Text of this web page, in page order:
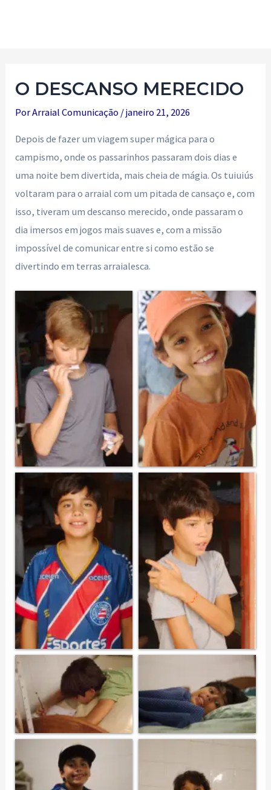
O DESCANSO MERECIDO
PorArraial Comunicação /janeiro 21, 2026
Depois de fazer um viagem super mágica para o
campismo, onde os passarinhos passaram dois dias e
uma noite bem divertida, mais cheia de mágia. Os tuiuiús
voltaram para o arraial com um pitada de cansaço e, com
isso, tiveram um descanso merecido, onde passaram o
dia imersos em jogos mais suaves e, com a missão
impossível de comunicar entre si como estão se
divertindo em terras arraialesca.